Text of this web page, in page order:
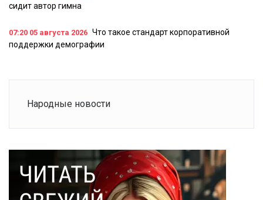
сидит автор гимна
07:20 05 августа 2026 Что такое стандарт корпоративной
поддержки демографии
Народные новости